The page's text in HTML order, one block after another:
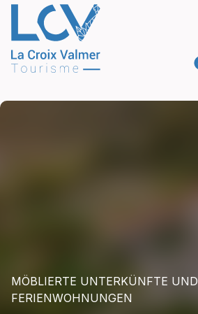
MÖBLIERTE UNTERKÜNFTE UND
FERIENWOHNUNGEN